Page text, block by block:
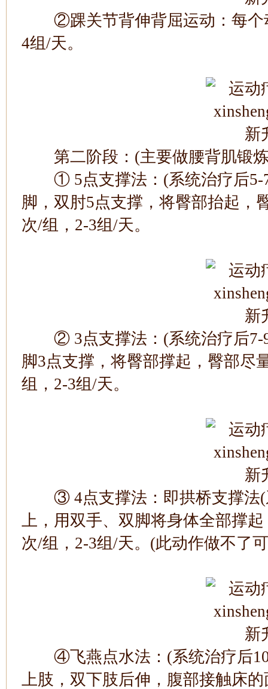
②踝关节背伸背屈运动：每个
4组/天。
第二阶段：(主要做腰背肌锻
① 5点支撑法：(系统治疗后5-7
脚，双肘5点支撑，将臀部抬起，
次/组，2-3组/天。
② 3点支撑法：(系统治疗后7-9
脚3点支撑，将臀部撑起，臀部尽
组，2-3组/天。
③ 4点支撑法：即拱桥支撑法(
上，用双手、双脚将身体全部撑
次/组，2-3组/天。(此动作做不了
④飞燕点水法：(系统治疗后
上肢，双下肢后伸，腹部接触床